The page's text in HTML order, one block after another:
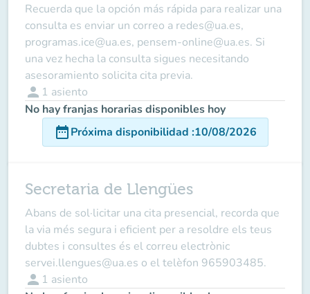
Recuerda que la opción más rápida para realizar una
consulta es enviar un correo a redes@ua.es,
programas.ice@ua.es, pensem-online@ua.es. Si
una vez hecha la consulta sigues necesitando
asesoramiento solicita cita previa.
person 1 asiento
No hay franjas horarias disponibles hoy
date_rangePróxima disponibilidad :10/08/2026
Secretaria de Llengües
Abans de sol·licitar una cita presencial, recorda que
la via més segura i eficient per a resoldre els teus
dubtes i consultes és el correu electrònic
servei.llengues@ua.es o el telèfon 965903485.
person 1 asiento